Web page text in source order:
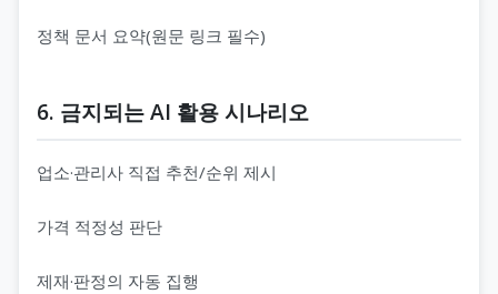
정책 문서 요약(원문 링크 필수)
6. 금지되는 AI 활용 시나리오
업소·관리사 직접 추천/순위 제시
가격 적정성 판단
제재·판정의 자동 집행